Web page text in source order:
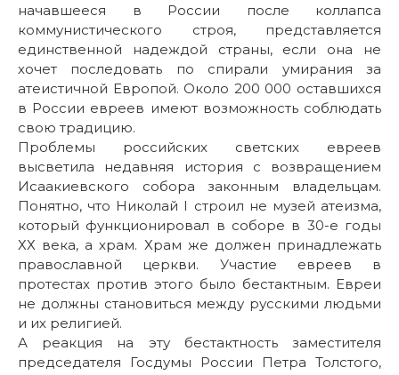
начавшееся в России после коллапса
коммунистического строя, представляется
единственной надеждой страны, если она не
хочет последовать по спирали умирания за
атеистичной Европой. Около 200 000 оставшихся
в России евреев имеют возможность соблюдать
свою традицию.
Проблемы российских светских евреев
высветила недавняя история с возвращением
Исаакиевского собора законным владельцам.
Понятно, что Николай I строил не музей атеизма,
который функционировал в соборе в 30-е годы
ХХ века, а храм. Храм же должен принадлежать
православной церкви. Участие евреев в
протестах против этого было бестактным. Евреи
не должны становиться между русскими людьми
и их религией.
А реакция на эту бестактность заместителя
председателя Госдумы России Петра Толстого,